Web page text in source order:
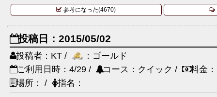
参考になった(4670)
投稿日：2015/05/02
投稿者：KT /
：ゴールド
ご利用日時：4/29 /
コース：クイック /
料金
場所： /
指名：